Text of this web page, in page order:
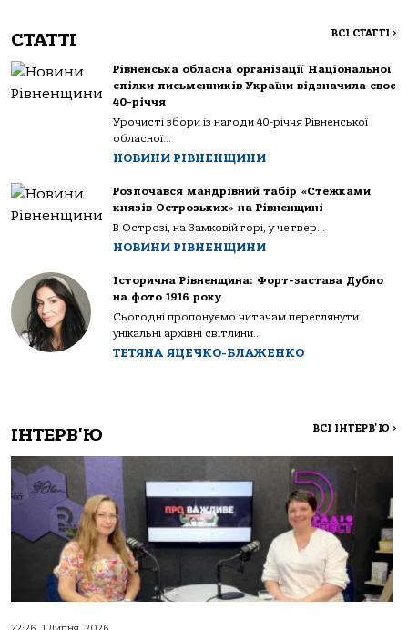
СТАТТІ ВСІ СТАТТІ >
Рівненська обласна організації Національної
спілки письменників України відзначила своє
40-річчя
Урочисті збори із нагоди 40-річчя Рівненської
обласної...
НОВИНИ РІВНЕНЩИНИ
Розпочався мандрівний табір «Стежками
князів Острозьких» на Рівненщині
В Острозі, на Замковій горі, у четвер...
НОВИНИ РІВНЕНЩИНИ
Історична Рівненщина: Форт-застава Дубно
на фото 1916 року
Сьогодні пропонуємо читачам переглянути
унікальні архівні світлини...
ТЕТЯНА ЯЦЕЧКО-БЛАЖЕНКО
ІНТЕРВ'Ю ВСІ ІНТЕРВ'Ю >